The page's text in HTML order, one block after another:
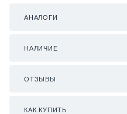
АНАЛОГИ
НАЛИЧИЕ
ОТЗЫВЫ
КАК КУПИТЬ